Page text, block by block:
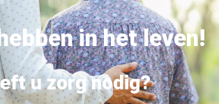
in het leven!
u zorg nodig?